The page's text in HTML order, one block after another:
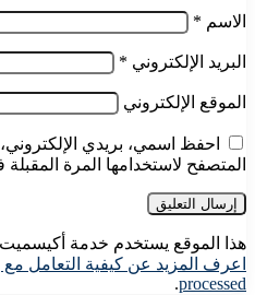
الاسم *
البريد الإلكتروني *
الموقع الإلكتروني
احفظ اسمي، بريدي
المتصفح لاستخدامها المرة
هذا الموقع يستخدم خدمة أكيسميت
اعرف المزيد عن كيفية التعامل مع
processed
.